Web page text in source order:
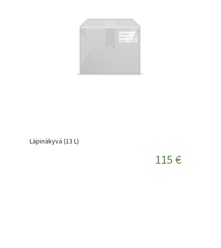
Läpinäkyvä (13 L)
115 €